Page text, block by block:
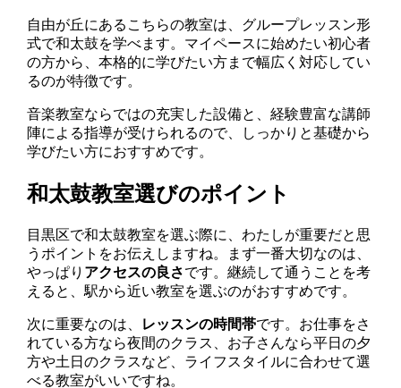
自由が丘にあるこちらの教室は、グループレッスン形
式で和太鼓を学べます。マイペースに始めたい初心者
の方から、本格的に学びたい方まで幅広く対応してい
るのが特徴です。
音楽教室ならではの充実した設備と、経験豊富な講師
陣による指導が受けられるので、しっかりと基礎から
学びたい方におすすめです。
和太鼓教室選びのポイント
目黒区で和太鼓教室を選ぶ際に、わたしが重要だと思
うポイントをお伝えしますね。まず一番大切なのは、
やっぱり アクセスの良さです。継続して通うことを考
えると、駅から近い教室を選ぶのがおすすめです。
次に重要なのは、 レッスンの時間帯です。お仕事をさ
れている方なら夜間のクラス、お子さんなら平日の夕
方や土日のクラスなど、ライフスタイルに合わせて選
べる教室がいいですね。